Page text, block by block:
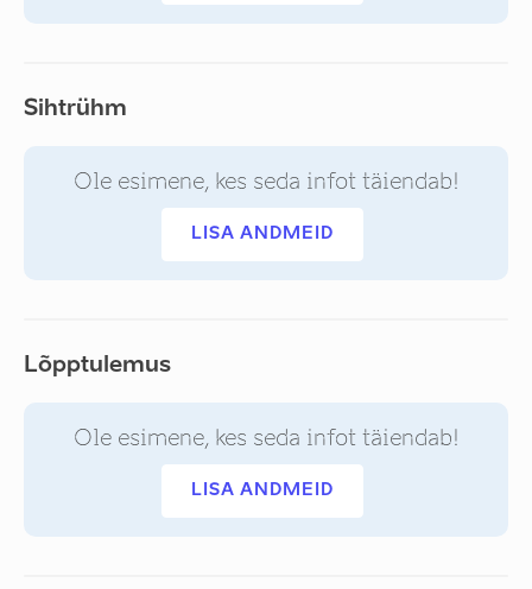
Sihtrühm
Ole esimene, kes seda infot täiendab!
LISA ANDMEID
Lõpptulemus
Ole esimene, kes seda infot täiendab!
LISA ANDMEID